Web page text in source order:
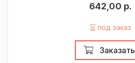
642,00 р.
под заказ
Заказать